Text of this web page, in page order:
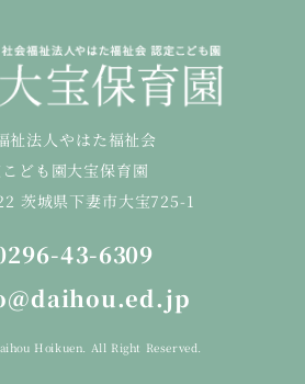
祉法人やはた福祉会
ども園大宝保育園
茨城県下妻市大宝725-1
43-6309
Hoikuen. All Right Reserved.